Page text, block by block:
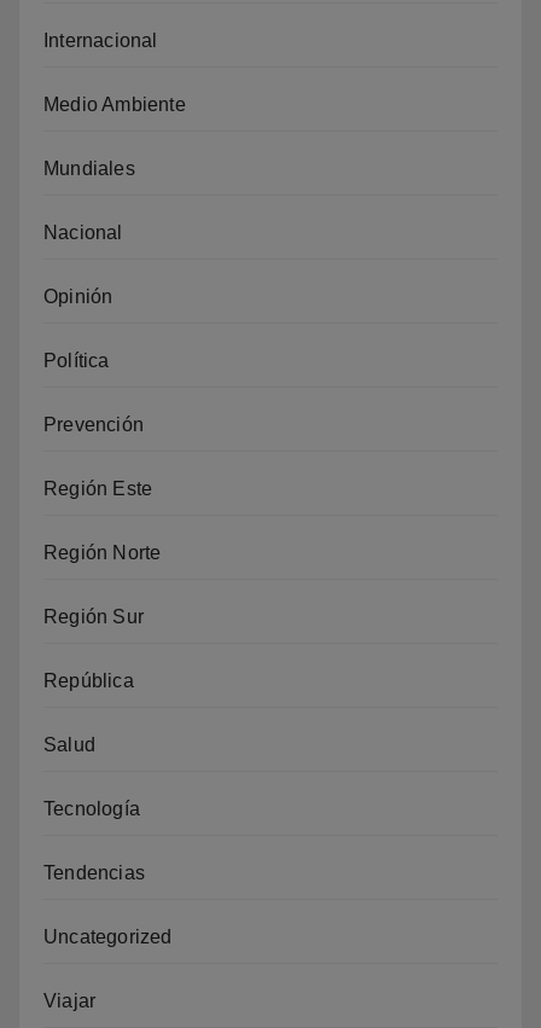
Internacional
Medio Ambiente
Mundiales
Nacional
Opinión
Política
Prevención
Región Este
Región Norte
Región Sur
República
Salud
Tecnología
Tendencias
Uncategorized
Viajar